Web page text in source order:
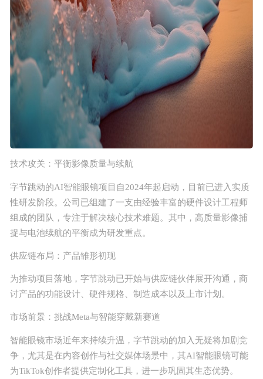
注册 登录
技术攻关：平衡影像质量与续航
字节跳动的AI智能眼镜项目自2024年起启动，目前已进入实质
性研发阶段。公司已组建了一支由经验丰富的硬件设计工程师
组成的团队，专注于解决核心技术难题。其中，高质量影像捕
捉与电池续航的平衡成为研发重点。
供应链布局：产品雏形初现
为推动项目落地，字节跳动已开始与供应链伙伴展开沟通，商
讨产品的功能设计、硬件规格、制造成本以及上市计划。
市场前景：挑战Meta与智能穿戴新赛道
智能眼镜市场近年来持续升温，字节跳动的加入无疑将加剧竞
争，尤其是在内容创作与社交媒体场景中，其AI智能眼镜可能
为TikTok创作者提供定制化工具，进一步巩固其生态优势。